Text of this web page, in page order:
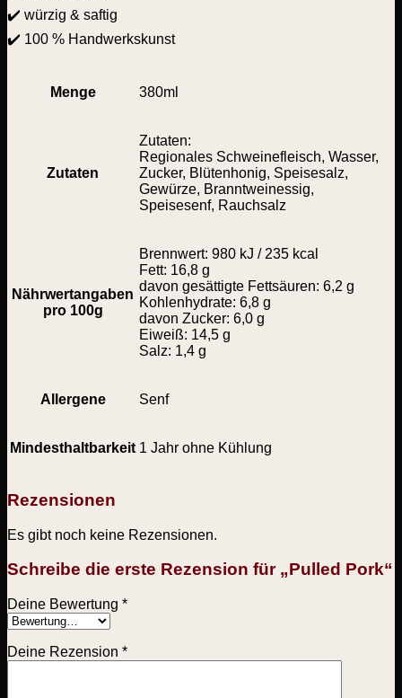
✔️ würzig & saftig
✔️ 100 % Handwerkskunst
Menge 380ml
Zutaten
Zutaten:
Regionales Schweinefleisch, Wasser,
Zucker, Blütenhonig, Speisesalz,
Gewürze, Branntweinessig,
Speisesenf, Rauchsalz
Nährwertangaben
pro 100g
Brennwert: 980 kJ / 235 kcal
Fett: 16,8 g
davon gesättigte Fettsäuren: 6,2 g
Kohlenhydrate: 6,8 g
davon Zucker: 6,0 g
Eiweiß: 14,5 g
Salz: 1,4 g
Allergene Senf
Mindesthaltbarkeit 1 Jahr ohne Kühlung
Rezensionen
Es gibt noch keine Rezensionen.
Schreibe die erste Rezension für „Pulled Pork“
Deine Bewertung *
Deine Rezension *